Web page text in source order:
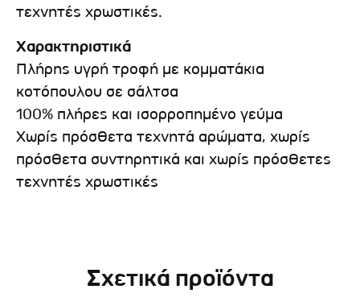
τεχνητές χρωστικές.
Χαρακτηριστικά
Πλήρης υγρή τροφή με κομματάκια
κοτόπουλου σε σάλτσα
100% πλήρες και ισορροπημένο γεύμα
Χωρίς πρόσθετα τεχνητά αρώματα, χωρίς
πρόσθετα συντηρητικά και χωρίς πρόσθετες
τεχνητές χρωστικές
Σχετικά προϊόντα